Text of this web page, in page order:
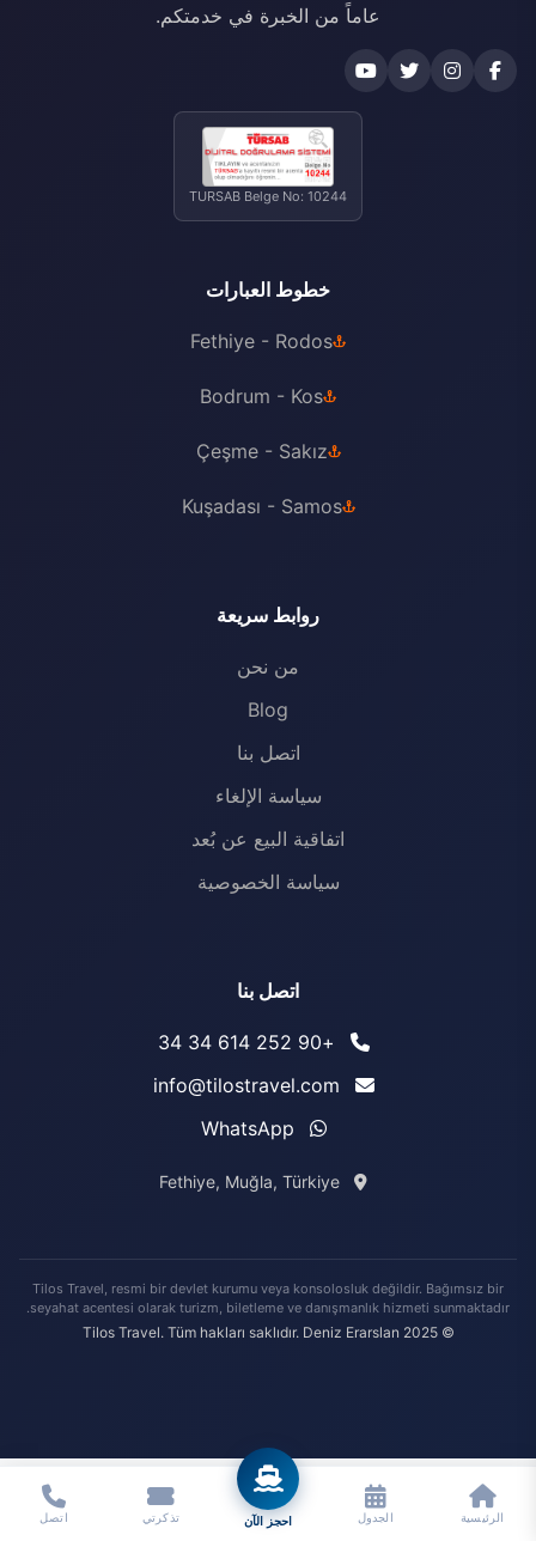
عاماً من الخبرة في خدمتكم.
TURSAB Belge No: 10244
خطوط العبارات
Fethiye - Rodos
Bodrum - Kos
Çeşme - Sakız
Kuşadası - Samos
روابط سريعة
من نحن
Blog
اتصل بنا
سياسة الإلغاء
اتفاقية البيع عن بُعد
سياسة الخصوصية
اتصل بنا
+90 252 614 34 34
Tilos Travel, resmi bir devlet kurumu veya konsolosluk değildir. Bağımsız bir
seyahat acentesi olarak turizm, biletleme ve danışmanlık hizmeti sunmaktadır.
© 2025 Tilos Travel. Tüm hakları saklıdır. Deniz Erarslan
الرئيسية الجدول احجز الآن تذكرتي اتصل